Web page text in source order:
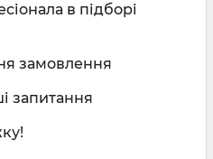
в підборі
замовлення
запитання